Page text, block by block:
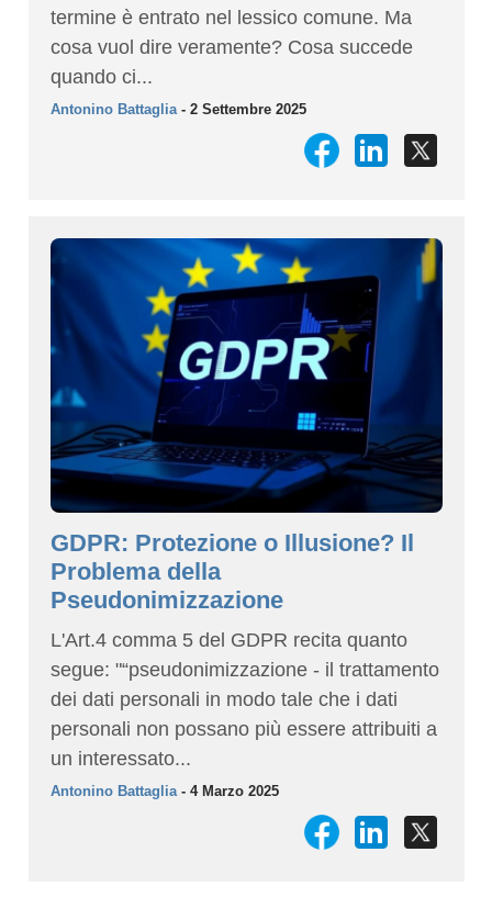
termine è entrato nel lessico comune. Ma
cosa vuol dire veramente? Cosa succede
quando ci...
Antonino Battaglia- 2 Settembre 2025
GDPR: Protezione o Illusione? Il
Problema della
Pseudonimizzazione
L'Art.4 comma 5 del GDPR recita quanto
segue: "“pseudonimizzazione - il trattamento
dei dati personali in modo tale che i dati
personali non possano più essere attribuiti a
un interessato...
Antonino Battaglia- 4 Marzo 2025